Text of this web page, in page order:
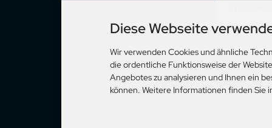
Diese Webseite
Wir verwenden Cookies und ähnliche
die ordentliche Funktionsweise der
Angebotes zu analysieren und Ihnen ein
können. Weitere Informationen finden Sie